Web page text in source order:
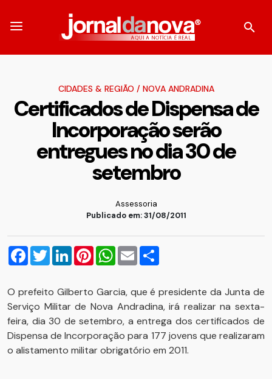
CIDADES & REGIÃO / NOVA ANDRADINA
Certificados de Dispensa de
Incorporação serão
entregues no dia 30 de
setembro
Assessoria
Publicado em: 31/08/2011
Facebook
TwitterLinkedInPinterestWhatsApp
Email
O prefeito Gilberto Garcia, que é presidente da Junta de
Serviço Militar de Nova Andradina, irá realizar na sexta-
feira, dia 30 de setembro, a entrega dos certificados de
Dispensa de Incorporação para 177 jovens que realizaram
o alistamento militar obrigatório em 2011.